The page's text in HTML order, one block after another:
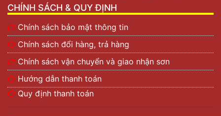
CHÍNH SÁCH & QUY ĐỊNH
Chính sách bảo mật thông tin
Chính sách đổi hàng, trả hàng
Chính sách vận chuyển và giao nhận sơn
Hướng dẫn thanh toán
Quy định thanh toán